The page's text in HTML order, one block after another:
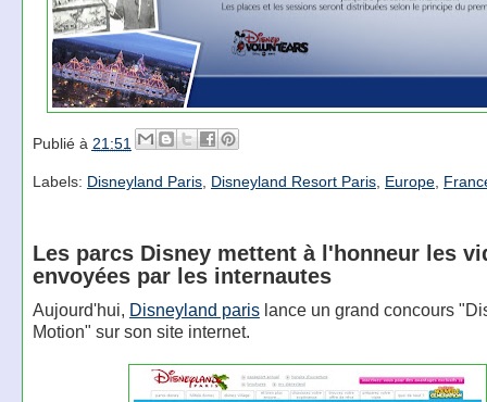
Publié à 21:51
Labels: Disneyland Paris, Disneyland Resort Paris, Europe,
Les parcs Disney mettent à l'honneur les
envoyées par les internautes
Aujourd'hui, Disneyland parislance un grand concours
Motion" sur son site internet.